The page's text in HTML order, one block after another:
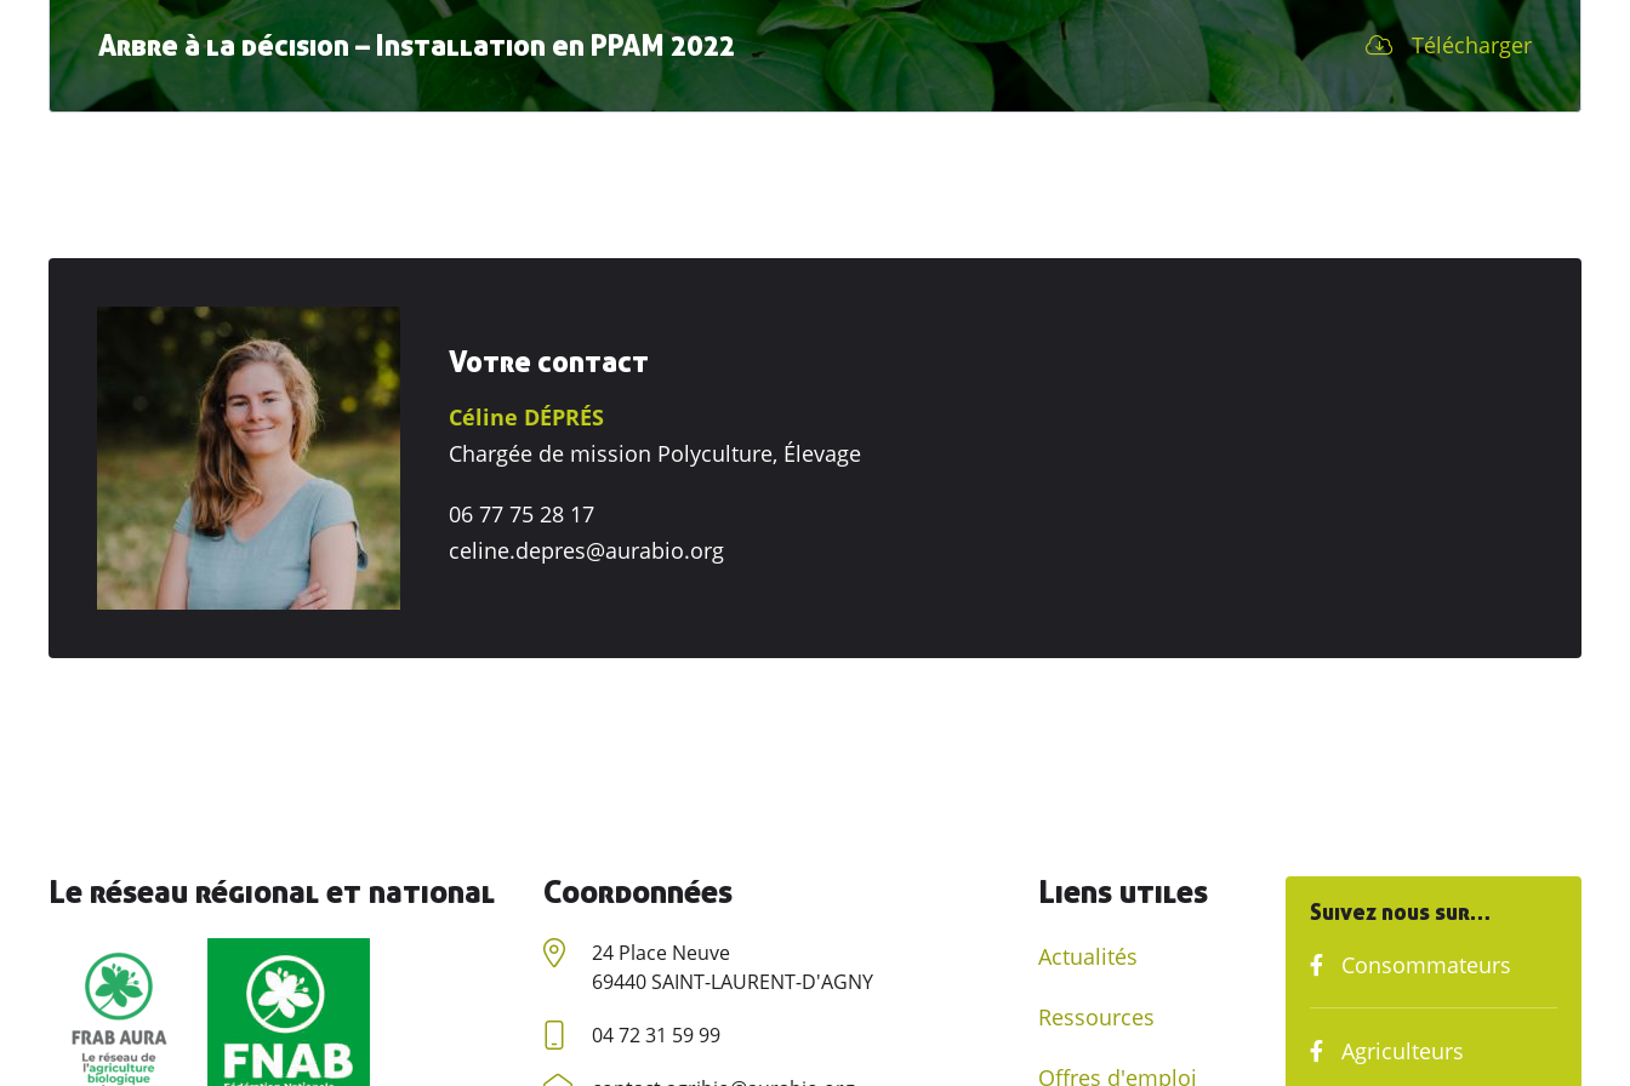
Arbre à la décision – Installation en PPAM 2022 Télécharger
Votre contact
Céline DÉPRÉS
Chargée de mission Polyculture, Élevage
06 77 75 28 17
celine.depres@aurabio.org
Le réseau régional et national Coordonnées
24 Place Neuve
69440 SAINT-LAURENT-D'AGNY
04 72 31 59 99
Liens utiles
Actualités
Ressources
Offres d'emploi
Suivez nous sur…
Consommateurs
Agriculteurs